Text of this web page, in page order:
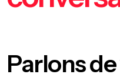
Parlons